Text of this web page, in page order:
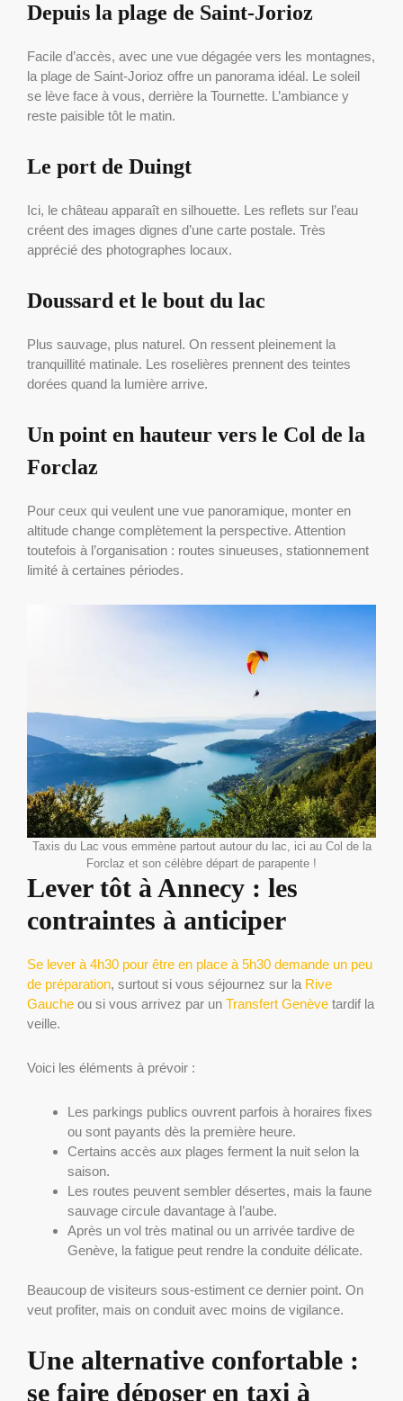
Depuis la plage de Saint-Jorioz
Facile d’accès, avec une vue dégagée vers les montagnes,
la plage de Saint-Jorioz offre un panorama idéal. Le soleil
se lève face à vous, derrière la Tournette. L’ambiance y
reste paisible tôt le matin.
Le port de Duingt
Ici, le château apparaît en silhouette. Les reflets sur l’eau
créent des images dignes d’une carte postale. Très
apprécié des photographes locaux.
Doussard et le bout du lac
Plus sauvage, plus naturel. On ressent pleinement la
tranquillité matinale. Les roselières prennent des teintes
dorées quand la lumière arrive.
Un point en hauteur vers le Col de la
Forclaz
Pour ceux qui veulent une vue panoramique, monter en
altitude change complètement la perspective. Attention
toutefois à l’organisation : routes sinueuses, stationnement
limité à certaines périodes.
Taxis du Lac vous emmène partout autour du lac, ici au Col de la
Forclaz et son célèbre départ de parapente !
Lever tôt à Annecy : les
contraintes à anticiper
Se lever à 4h30 pour être en place à 5h30 demande un peu
de préparation, surtout si vous séjournez sur la Rive
Gauche ou si vous arrivez par un Transfert Genève tardif la
veille.
Voici les éléments à prévoir :
Les parkings publics ouvrent parfois à horaires fixes
ou sont payants dès la première heure.
Certains accès aux plages ferment la nuit selon la
saison.
Les routes peuvent sembler désertes, mais la faune
sauvage circule davantage à l’aube.
Après un vol très matinal ou un arrivée tardive de
Genève, la fatigue peut rendre la conduite délicate.
Beaucoup de visiteurs sous-estiment ce dernier point. On
veut profiter, mais on conduit avec moins de vigilance.
Une alternative confortable :
se faire déposer en taxi à